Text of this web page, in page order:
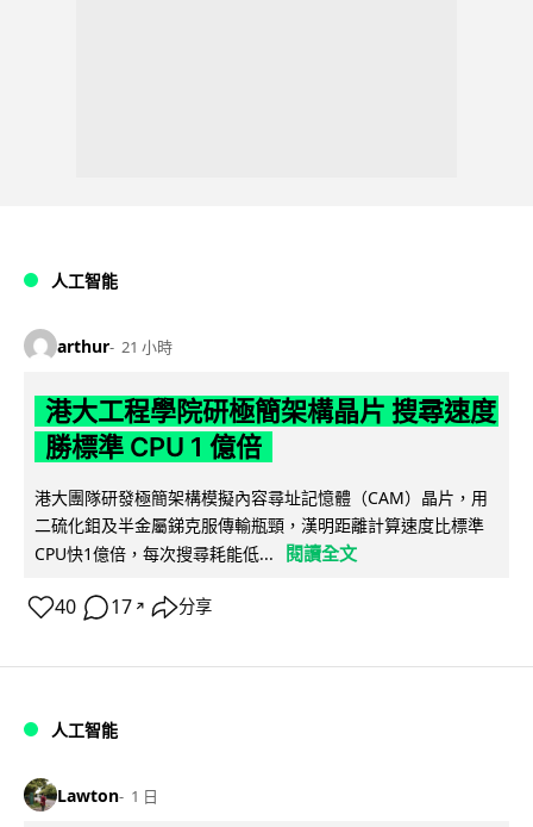
人工智能
arthur 21 小時
港大工程學院研極簡架構晶片 搜尋速度
勝標準 CPU 1 億倍
港大團隊研發極簡架構模擬內容尋址記憶體（CAM）晶片，用
二硫化鉬及半金屬銻克服傳輸瓶頸，漢明距離計算速度比標準
CPU快1億倍，每次搜尋耗能低...
閱讀全文
40 17 ↗ 分享
人工智能
Lawton 1 日